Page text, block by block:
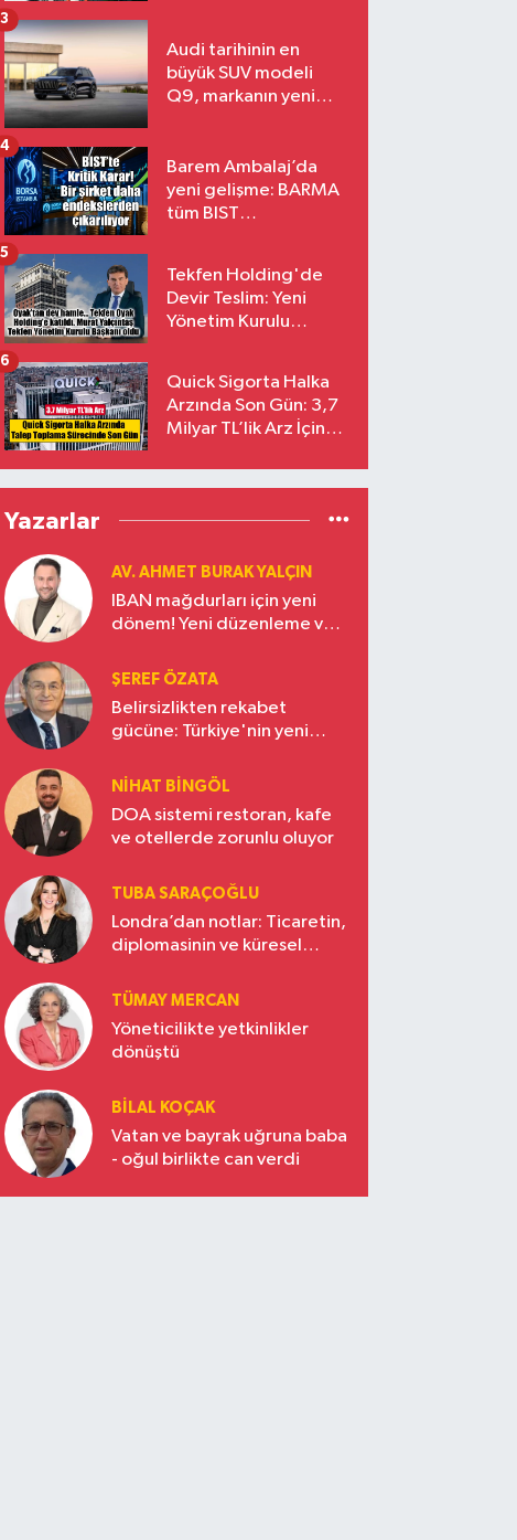
Audi tarihinin en
büyük SUV modeli
Q9, markanın yeni
3
Barem Ambalaj’da
yeni gelişme: BARMA
tüm BIST
4
Tekfen Holding'de
Devir Teslim: Yeni
Yönetim Kurulu
5
Quick Sigorta Halka
Arzında Son Gün: 3,7
Milyar TL’lik Arz İçin
Eriyor
6
Yazarlar
AV. AHMET BURAK YALÇIN
IBAN mağdurları için yeni
dönem! Yeni düzenleme ve
ŞEREF ÖZATA
Belirsizlikten rekabet
gücüne: Türkiye'nin yeni
NIHAT BINGÖL
DOA sistemi restoran, kafe
ve otellerde zorunlu oluyor
TUBA SARAÇOĞLU
Londra’dan notlar: Ticaretin,
diplomasinin ve küresel
Türkiye’nin yükselen gücü
TÜMAY MERCAN
Yöneticilikte yetkinlikler
dönüştü
BILAL KOÇAK
Vatan ve bayrak uğruna baba
- oğul birlikte can verdi